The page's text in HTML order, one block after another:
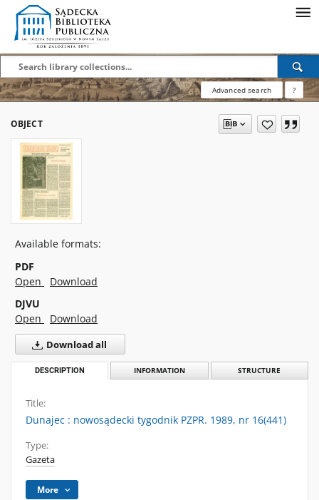
Advanced search ?
OBJECT
Available formats:
PDF
Open
Download
DJVU
Open
Download
Download all
DESCRIPTION INFORMATION STRUCTURE
Title:
Dunajec : nowosądecki tygodnik PZPR. 1989, nr 16(441)
Type:
Gazeta
More